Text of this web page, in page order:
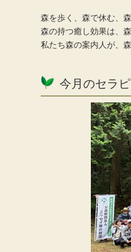
森を歩く、森で休む、
森の持つ癒し効果は、
私たち森の案内人が、
今月のセラ